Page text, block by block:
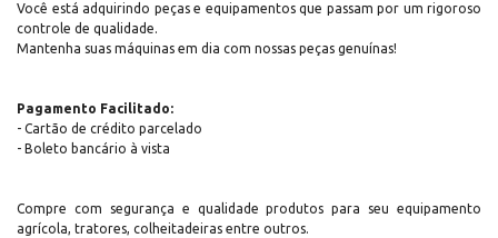
Você está adquirindo peças e equipamentos que passam por um rigoroso
controle de qualidade.
Mantenha suas máquinas em dia com nossas peças genuínas!
Pagamento Facilitado:
- Cartão de crédito parcelado
- Boleto bancário à vista
Compre com segurança e qualidade produtos para seu equipamento
agrícola, tratores, colheitadeiras entre outros.